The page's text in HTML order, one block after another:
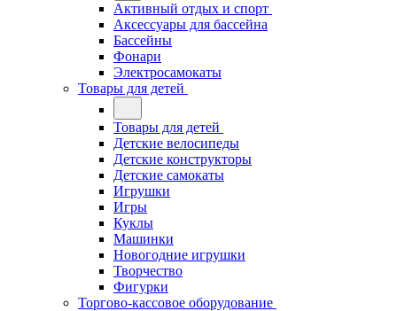
Активный отдых и спорт
Аксессуары для бассейна
Бассейны
Фонари
Электросамокаты
Товары для детей
Товары для детей
Детские велосипеды
Детские конструкторы
Детские самокаты
Игрушки
Игры
Куклы
Машинки
Новогодние игрушки
Творчество
Фигурки
Торгово-кассовое оборудование